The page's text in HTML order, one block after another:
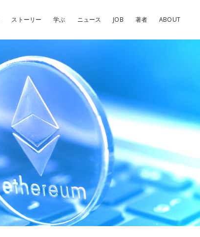
ストーリー 学ぶ ニュース JOB 著者 ABOUT